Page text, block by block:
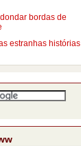
bordas de
estranhas histórias